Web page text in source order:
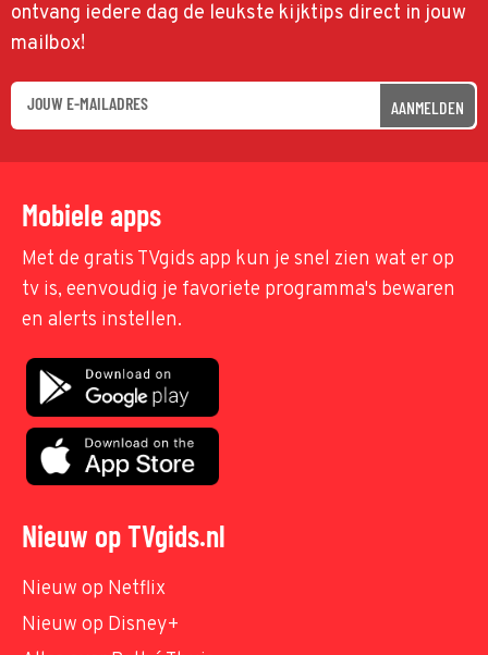
ontvang iedere dag de leukste kijktips direct in jouw
mailbox!
AANMELDEN
Mobiele apps
Met de gratis TVgids app kun je snel zien wat er op
tv is, eenvoudig je favoriete programma's bewaren
en alerts instellen.
Nieuw op TVgids.nl
Nieuw op Netflix
Nieuw op Disney+